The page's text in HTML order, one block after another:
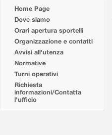
Home Page
Dove siamo
Orari apertura sportelli
Organizzazione e contatti
Avvisi all'utenza
Normative
Turni operativi
Richiesta
informazioni/Contatta
l'ufficio